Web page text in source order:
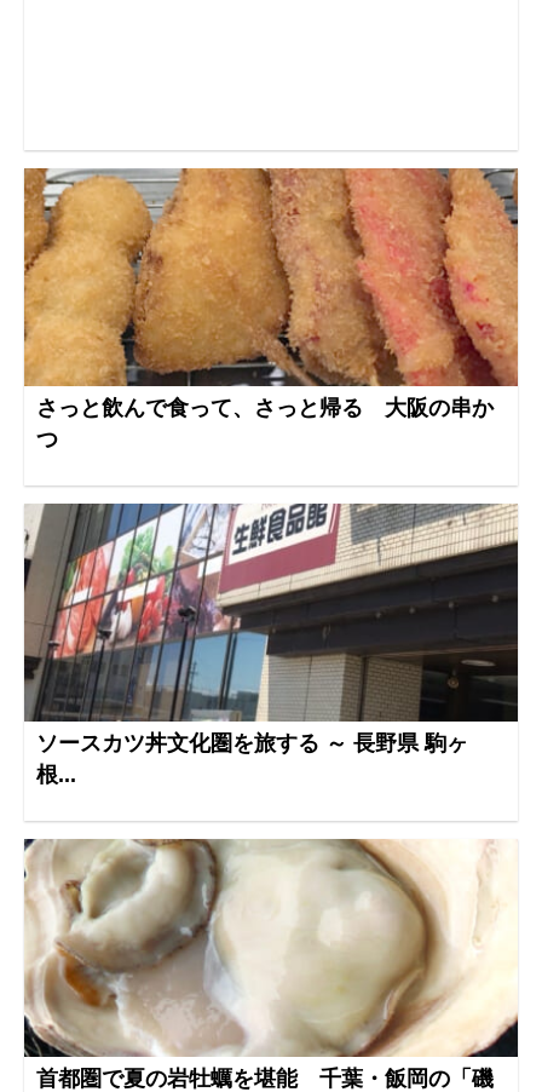
さっと飲んで食って、さっと帰る 大阪の串か
つ
ソースカツ丼文化圏を旅する ～ 長野県 駒ヶ
根...
首都圏で夏の岩牡蠣を堪能 千葉・飯岡の「磯